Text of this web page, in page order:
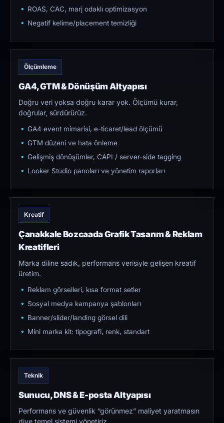
ROAS, CAC, marj odaklı optimizasyon
Negatif kelime/placement temizliği
Ölçümleme
GA4, GTM & Dönüşüm Altyapısı
Doğru veri yoksa doğru karar yok. Ölçümü kurar,
doğrular, sürdürürüz.
GA4 event mimarisi, e-ticaret/lead ölçümü
GTM düzeni ve hata önleme
Gelişmiş dönüşümler, CAPI / server-side tagging
Looker Studio panoları ve yönetim raporları
Kreatif
Çanakkale Bozcaada Grafik Tasarım & Reklam
Kreatifleri
Marka diline sadık, performans verisiyle gelişen kreatif
üretim.
Reklam görselleri, kısa format setler
Sosyal medya kampanya şablonları
Banner/slider/landing görsel dili
Mini marka kit: tipografi, renk, standart
Teknik
Sunucu, DNS & E-posta Altyapısı
Performans ve güvenlik “görünmez” maliyet yaratmasın